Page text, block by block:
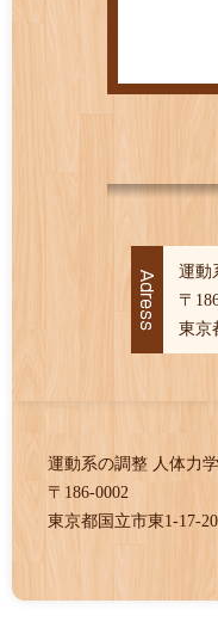
運動
〒
東京
運動系の調整 人体力
〒186-0002
東京都国立市東1-17-